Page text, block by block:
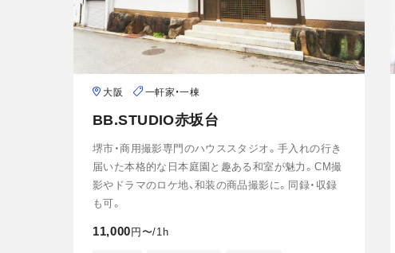
大阪 一軒家・一棟
BB.STUDIO赤坂台
堺市・商用撮影専門のハウススタジオ。手入れの行き
届いた本格的な日本庭園と趣ある和室が魅力。CM撮
影やドラマのロケ地、和装の商品撮影に。同録・収録
も可。
11,000 円〜/1h